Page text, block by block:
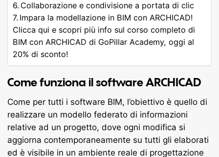
Collaborazione e condivisione a portata di clic
Impara la modellazione in BIM con ARCHICAD!
Clicca qui e scopri più info sul corso completo di
BIM con ARCHICAD di GoPillar Academy, oggi al
20% di sconto!
Come funziona il software ARCHICAD
Come per tutti i software BIM, l’obiettivo è quello di
realizzare un modello federato di informazioni
relative ad un progetto, dove ogni modifica si
aggiorna contemporaneamente su tutti gli elaborati
ed è visibile in un ambiente reale di progettazione